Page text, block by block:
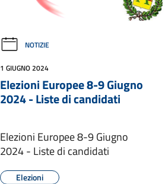
NOTIZIE
1 GIUGNO 2024
Elezioni Europee 8-9 Giugno
2024 - Liste di candidati
Elezioni Europee 8-9 Giugno
2024 - Liste di candidati
Elezioni